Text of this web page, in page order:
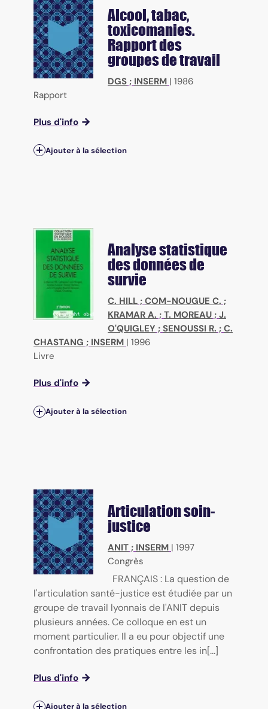
Alcool, tabac,
toxicomanies.
Rapport des
groupes de travail
DGS ; INSERM | 1986
Rapport
Plus d'info
Ajouter à la sélection
Analyse statistique
des données de
survie
C. HILL ; COM-NOUGUE C. ;
KRAMAR A. ; T. MOREAU ; J.
O'QUIGLEY ; SENOUSSI R. ; C.
CHASTANG ; INSERM | 1996
Livre
Plus d'info
Ajouter à la sélection
Articulation soin-
justice
ANIT ; INSERM | 1997
Congrès
FRANÇAIS : La question de
l'articulation santé-justice est étudiée par un
groupe de travail lyonnais de l'ANIT depuis
plusieurs années. Ce colloque en est un
moment particulier. Il a eu pour objectif une
confrontation des pratiques entre les in[...]
Plus d'info
Ajouter à la sélection